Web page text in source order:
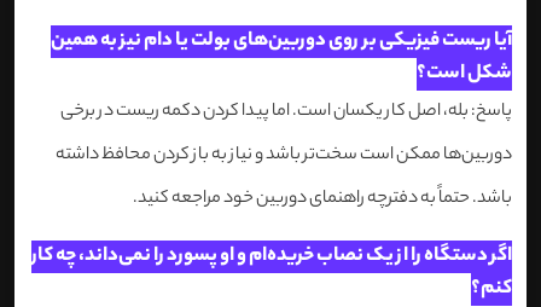
آیا ریست فیزیکی بر روی دوربین‌های بولت یا دام نیز به همین
شکل است؟
پاسخ: بله، اصل کار یکسان است. اما پیدا کردن دکمه ریست در برخی
دوربین‌ها ممکن است سخت‌تر باشد و نیاز به باز کردن محافظ داشته
باشد. حتماً به دفترچه راهنمای دوربین خود مراجعه کنید.
اگر دستگاه را از یک نصاب خریده‌ام و او پسورد را نمی‌داند، چه کار
کنم؟